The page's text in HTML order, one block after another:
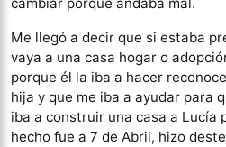
cambiar porque andaba mal.
Me llegó a decir que si estaba
vaya a una casa hogar o
porque él la iba a hacer
hija y que me iba a ayudar para
iba a construir una casa a Lucía
hecho fue a 7 de Abril, hizo